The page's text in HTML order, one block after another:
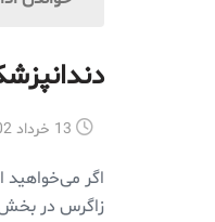
13 خرداد 1402
اگر می‌خواهید
زاگرس در بخش